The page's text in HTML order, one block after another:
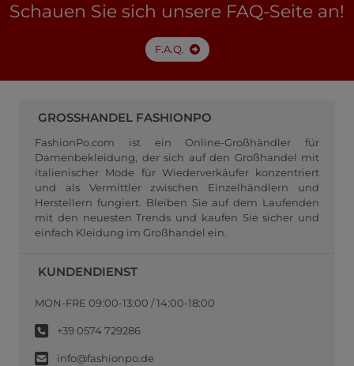
Schauen Sie sich unsere FAQ-Seite an!
F.A.Q.
GROSSHANDEL FASHIONPO
FashionPo.com ist ein Online-Großhändler für
Damenbekleidung, der sich auf den Großhandel mit
italienischer Mode für Wiederverkäufer konzentriert
und als Vermittler zwischen Einzelhändlern und
Herstellern fungiert. Bleiben Sie auf dem Laufenden
mit den neuesten Trends und kaufen Sie sicher und
einfach Kleidung im Großhandel ein.
KUNDENDIENST
MON-FRE 09:00-13:00 / 14:00-18:00
+39 0574 729286
info@fashionpo.de